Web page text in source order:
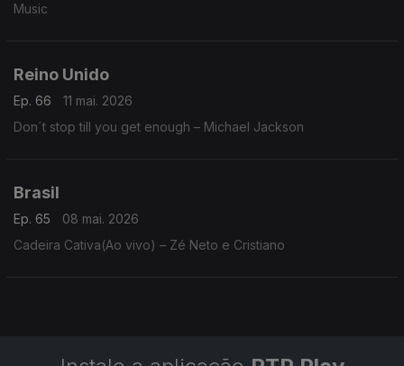
Music
Reino Unido
Ep. 66
11 mai. 2026
Don´t stop till you get enough – Michael Jackson
Brasil
Ep. 65
08 mai. 2026
Cadeira Cativa(Ao vivo) – Zé Neto e Cristiano